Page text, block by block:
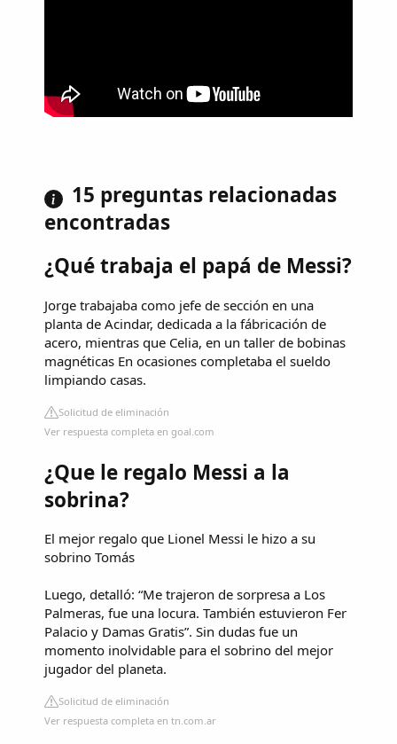
15 preguntas relacionadas
encontradas
¿Qué trabaja el papá de Messi?
Jorge trabajaba como jefe de sección en una
planta de Acindar, dedicada a la fábricación de
acero, mientras que Celia, en un taller de bobinas
magnéticas En ocasiones completaba el sueldo
limpiando casas.
Solicitud de eliminación
Ver respuesta completa en goal.com
¿Que le regalo Messi a la
sobrina?
El mejor regalo que Lionel Messi le hizo a su
sobrino Tomás
Luego, detalló: “Me trajeron de sorpresa a Los
Palmeras, fue una locura. También estuvieron Fer
Palacio y Damas Gratis”. Sin dudas fue un
momento inolvidable para el sobrino del mejor
jugador del planeta.
Solicitud de eliminación
Ver respuesta completa en tn.com.ar